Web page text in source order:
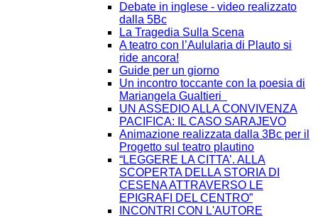
Debate in inglese - video realizzato
dalla 5Bc
La Tragedia Sulla Scena
A teatro con l’Aulularia di Plauto si
ride ancora!
Guide per un giorno
Un incontro toccante con la poesia di
Mariangela Gualtieri
UN ASSEDIO ALLA CONVIVENZA
PACIFICA: IL CASO SARAJEVO
Animazione realizzata dalla 3Bc per il
Progetto sul teatro plautino
“LEGGERE LA CITTA’. ALLA
SCOPERTA DELLA STORIA DI
CESENA ATTRAVERSO LE
EPIGRAFI DEL CENTRO”
INCONTRI CON L'AUTORE